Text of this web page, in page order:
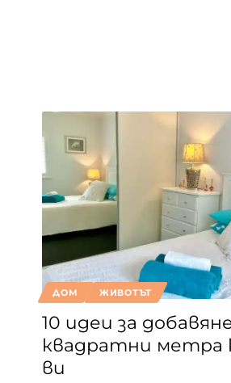
ДОМ ЖИВОТЪТ
10 идеи за
квадратни метра
ви